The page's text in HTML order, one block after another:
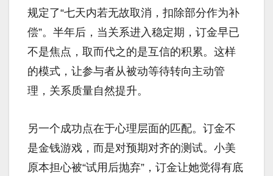
规定了“七天内若无故取消，扣除部分作为补
偿”。半年后，当关系进入稳定期，订金早已
不是焦点，取而代之的是互信的积累。这样
的模式，让参与者从被动等待转向主动管
理，关系质量自然提升。
另一个成功点在于心理层面的匹配。订金不
是金钱游戏，而是对预期对齐的测试。小美
原本担心被“试用后抛弃”，订金让她觉得有底